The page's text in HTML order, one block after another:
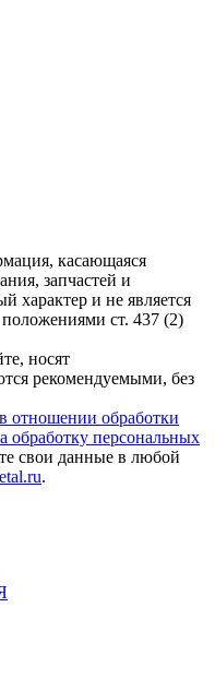
касающаяся
запчастей и
характер и не является
ст. 437 (2)
носят
рекомендуемыми, без
отношении обработки
обработку персональных
свои данные в любой
.